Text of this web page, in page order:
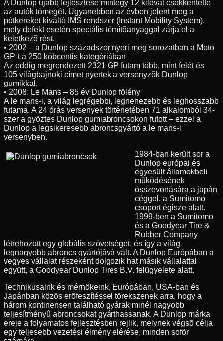
A Dunlop újabb fejlesztése mintegy 12 kilóval csökkentette
az autók tömegét. Ugyanebben az évben jelent meg a
pótkereket kiváltó IMS rendszer (Instant Mobility System),
mely defekt esetén speciális tömítõanyaggal zárja el a
keletkezõ rést.
• 2002 – a Dunlop századszor nyeri meg sorozatban a Moto
GP-t a 250 köbcentis kategóriában
Az eddig megrendezett 2321 GP futam több, mint felét és
105 világbajnoki címet nyertek a versenyzõk Dunlop
gumikkal.
• 2008: Le Mans – 85 év Dunlop fölény
A le mans-i, a világ legrégebbi, legnehezebb és leghosszabb
futama. A 24 órás versenyek történetében 71 alkalomból 34-
szer a gyõztes Dunlop gumiabroncsokon futott – ezzel a
Dunlop a legsikeresebb abroncsgyártó a le mans-i
versenyben.
1984-ban került sor a
Dunlop európai és
egyesült államokbeli
mûködésének
összevonására a japán
céggel, a Sumitomo
csoport égisze alatt.
1999-ben a Sumitomo
és a Goodyear Tire &
Rubber Company
létrehozott egy globális szövetséget, és így a világ
legnagyobb abroncs gyártójává vált. A Dunlop Európában a
vegyes vállalat részeként dolgozik hat másik vállalattal
együtt, a Goodyear Dunlop Tires B.V. felügyelete alatt.
Technikusaink és mérnökeink, Európában, USA-ban és
Japánban közös erõfeszítéssel törekszenek arra, hogy a
három kontinensen található gyárak minél nagyobb
teljesítményû abroncsokat gyárthassanak. A Dunlop márka
ereje a folyamatos fejlesztésben rejlik, melynek végsõ célja
egy teljesebb vezetési élmény elérése, minden sofõr